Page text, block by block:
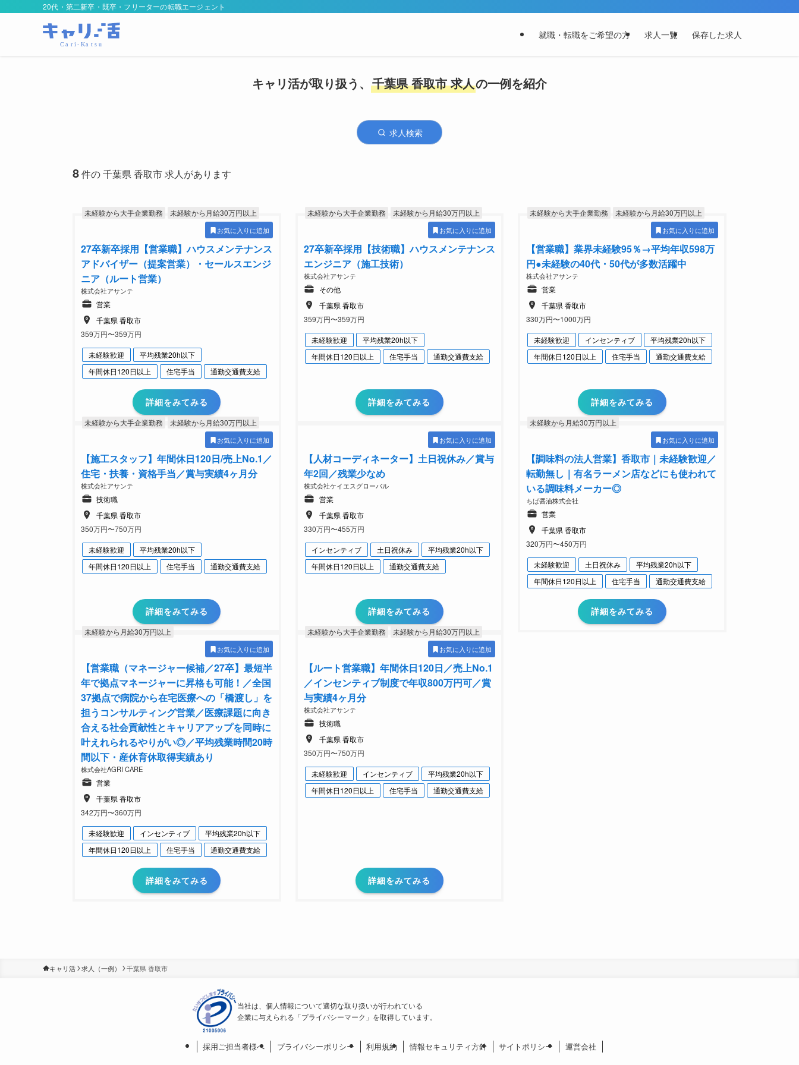
20代・第二新卒・既卒・フリーターの転職エージェント
就職・転職をご希望の方 求人一覧 保存した求人
キャリ活が取り扱う、 千葉県 香取市 求人の一例を紹介
求人検索
8件の 千葉県 香取市 求人があります
未経験から大手企業勤務 未経験から月給30万円以上
お気に入りに追加
27卒新卒採用【営業職】ハウスメンテナンス
アドバイザー（提案営業）・セールスエンジ
ニア（ルート営業）
株式会社アサンテ
営業
千葉県 香取市
359万円〜359万円
未経験歓迎
平均残業20h以下
年間休日120日以上
住宅手当 通勤交通費支給
詳細をみてみる
未経験から大手企業勤務 未経験から月給30万円以上
お気に入りに追加
27卒新卒採用【技術職】ハウスメンテナンス
エンジニア（施工技術）
株式会社アサンテ
その他
千葉県 香取市
359万円〜359万円
未経験歓迎
平均残業20h以下
年間休日120日以上
住宅手当 通勤交通費支給
詳細をみてみる
未経験から大手企業勤務 未経験から月給30万円以上
お気に入りに追加
【営業職】業界未経験95％→平均年収598万
円●未経験の40代・50代が多数活躍中
株式会社アサンテ
営業
千葉県 香取市
330万円〜1000万円
未経験歓迎 インセンティブ
平均残業20h以下
年間休日120日以上
住宅手当 通勤交通費支給
詳細をみてみる
未経験から大手企業勤務 未経験から月給30万円以上
お気に入りに追加
【施工スタッフ】年間休日120日/売上No.1／
住宅・扶養・資格手当／賞与実績4ヶ月分
株式会社アサンテ
技術職
千葉県 香取市
350万円〜750万円
未経験歓迎
平均残業20h以下
年間休日120日以上
住宅手当 通勤交通費支給
詳細をみてみる
お気に入りに追加
【人材コーディネーター】土日祝休み／賞与
年2回／残業少なめ
株式会社ケイエスグローバル
営業
千葉県 香取市
330万円〜455万円
インセンティブ 土日祝休み
平均残業20h以下
年間休日120日以上
通勤交通費支給
詳細をみてみる
未経験から月給30万円以上
お気に入りに追加
【調味料の法人営業】香取市｜未経験歓迎／
転勤無し｜有名ラーメン店などにも使われて
いる調味料メーカー◎
ちば醤油株式会社
営業
千葉県 香取市
320万円〜450万円
未経験歓迎 土日祝休み
平均残業20h以下
年間休日120日以上
住宅手当 通勤交通費支給
詳細をみてみる
未経験から月給30万円以上
お気に入りに追加
【営業職（マネージャー候補／27卒】最短半
年で拠点マネージャーに昇格も可能！／全国
37拠点で病院から在宅医療への「橋渡し」を
担うコンサルティング営業／医療課題に向き
合える社会貢献性とキャリアアップを同時に
叶えれられるやりがい◎／平均残業時間20時
間以下・産休育休取得実績あり
株式会社AGRI CARE
営業
千葉県 香取市
342万円〜360万円
未経験歓迎 インセンティブ
平均残業20h以下
年間休日120日以上
住宅手当 通勤交通費支給
詳細をみてみる
未経験から大手企業勤務 未経験から月給30万円以上
お気に入りに追加
【ルート営業職】年間休日120日／売上No.1
／インセンティブ制度で年収800万円可／賞
与実績4ヶ月分
株式会社アサンテ
技術職
千葉県 香取市
350万円〜750万円
未経験歓迎 インセンティブ
平均残業20h以下
年間休日120日以上
住宅手当 通勤交通費支給
詳細をみてみる
キャリ活 求人（一例） 千葉県 香取市
当社は、個人情報について適切な取り扱いが行われている
企業に与えられる「プライバシーマーク」を取得しています。
採用ご担当者様へ プライバシーポリシー 利用規約 情報セキュリティ方針 サイトポリシー 運営会社